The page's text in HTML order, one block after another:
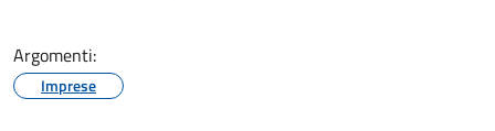
Argomenti:
Imprese